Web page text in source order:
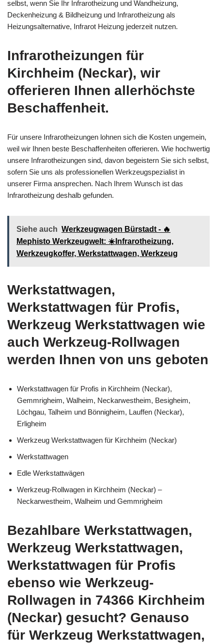
selbst, wenn Sie Ihr Infrarotheizung und Wandheizung,
Deckenheizung & Bildheizung und Infrarotheizung als
Heizungsalternative, Infrarot Heizung jederzeit nutzen.
Infrarotheizungen für
Kirchheim (Neckar), wir
offerieren Ihnen allerhöchste
Beschaffenheit.
Für unsere Infrarotheizungen lohnen sich die Kosten ungemein,
weil wir Ihnen beste Beschaffenheiten offerieren. Wie hochwertig
unsere Infrarotheizungen sind, davon begeistern Sie sich selbst,
sofern Sie uns als professionellen Werkzeugspezialist in
unserer Firma ansprechen. Nach Ihrem Wunsch ist das
Infrarotheizung deshalb gefunden.
Siehe auch Werkzeugwagen Bürstadt - 🔥
Mephisto Werkzeugwelt: ☀️Infrarotheizung,
Werkzeugkoffer, Werkstattwagen, Werkzeug
Werkstattwagen,
Werkstattwagen für Profis,
Werkzeug Werkstattwagen wie
auch Werkzeug-Rollwagen
werden Ihnen von uns geboten
Werkstattwagen für Profis in Kirchheim (Neckar),
Gemmrigheim, Walheim, Neckarwestheim, Besigheim,
Löchgau, Talheim und Bönnigheim, Lauffen (Neckar),
Erligheim
Werkzeug Werkstattwagen für Kirchheim (Neckar)
Werkstattwagen
Edle Werkstattwägen
Werkzeug-Rollwagen in Kirchheim (Neckar) –
Neckarwestheim, Walheim und Gemmrigheim
Bezahlbare Werkstattwagen,
Werkzeug Werkstattwagen,
Werkstattwagen für Profis
ebenso wie Werkzeug-
Rollwagen in 74366 Kirchheim
(Neckar) gesucht? Genauso
für Werkzeug Werkstattwagen,